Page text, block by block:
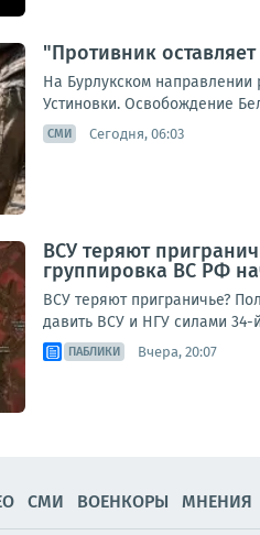
"Противник
На Бурлукском
Устиновки. Освобождение
СМИ Сегодня, 06:03
ВСУ теряют
группировка ВС РФ
ВСУ теряют приграничье?
давить ВСУ и НГУ силами 34-
ПАБЛИКИ Вчера, 20:07
СМИ ВОЕНКОРЫ МНЕНИЯ